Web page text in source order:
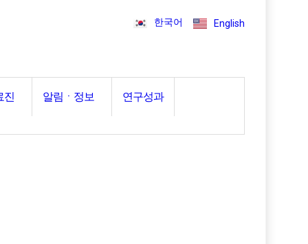
한국어 English
진 알림ㆍ정보 연구성과